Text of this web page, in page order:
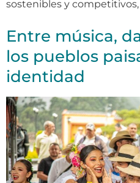
sostenibles y competitivos,
Entre música,
los pueblos
identidad